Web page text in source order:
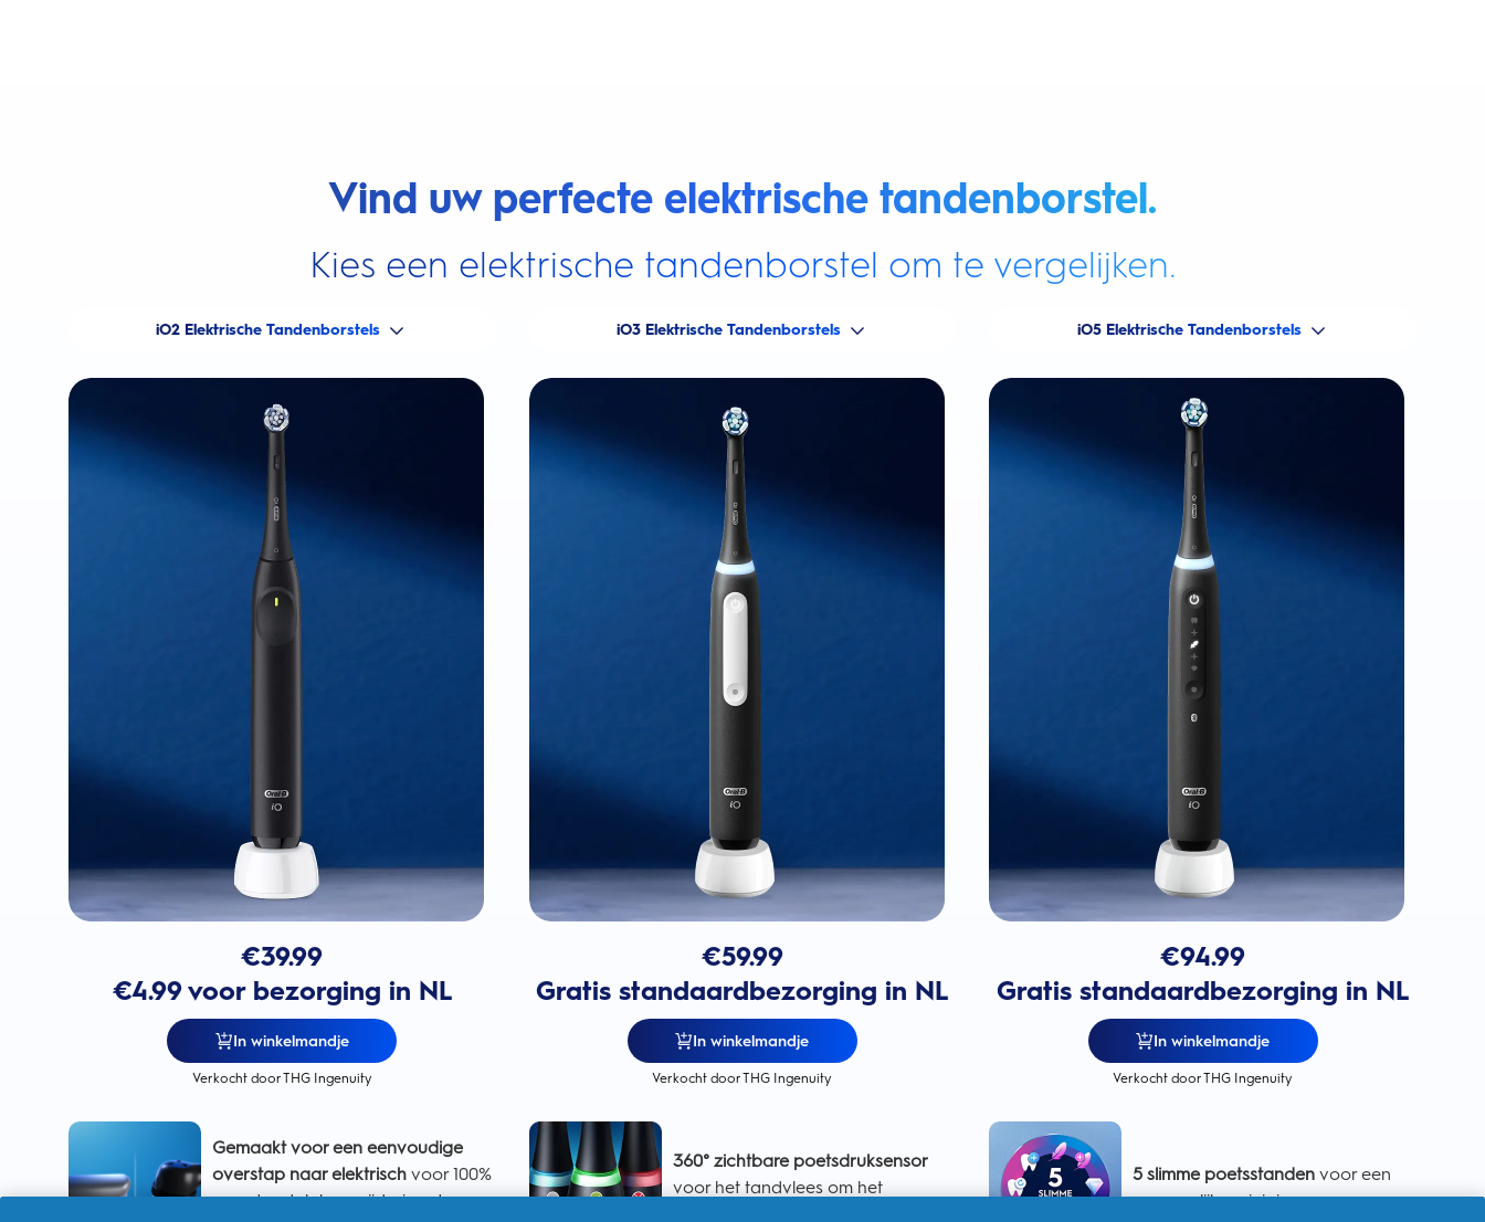
Vind uw perfecte elektrische tandenborstel.
Kies een elektrische tandenborstel om te vergelijken.
iO2 Elektrische Tandenborstels
€39.99
€4.99 voor bezorging in NL
In winkelmandje
Verkocht door THG Ingenuity
iO3 Elektrische Tandenborstels
€59.99
Gratis standaardbezorging in NL
In winkelmandje
Verkocht door THG Ingenuity
iO5 Elektrische Tandenborstels
€94.99
Gratis standaardbezorging in NL
In winkelmandje
Verkocht door THG Ingenuity
Gemaakt voor een eenvoudige
overstap naar elektrisch voor 100%
meer tandplakverwijdering dan
360° zichtbare poetsdruksensor
voor het tandvlees om het
5 slimme poetsstanden voor een
persoonlijke reiniging